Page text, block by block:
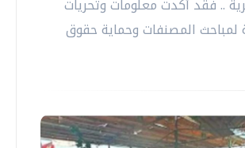
.. فقد أكدت معلومات وتحريات
لمباحث المصنفات وحماية حقوق